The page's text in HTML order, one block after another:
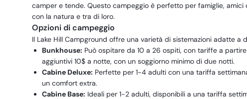
camper e tende. Questo campeggio è perfetto per famiglie,
con la natura e tra di loro.
Opzioni di campeggio
Il Lake Hill Campground offre una varietà di sistemazioni adatte a
Bunkhouse: Può ospitare da 10 a 26 ospiti, con tariffe a
aggiuntivi 10$ a notte, con un soggiorno minimo di due notti.
Cabine Deluxe: Perfette per 1-4 adulti con una tariffa
un comfort extra.
Cabine Base: Ideali per 1-2 adulti, disponibili a una tariffa